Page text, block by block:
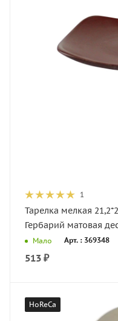
1
Тарелка мелкая
Гербарий матовая
Мало Арт. : 369348
513 ₽
HoReCa